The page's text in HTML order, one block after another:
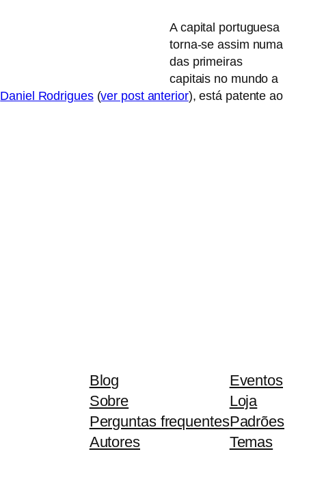
A capital portuguesa
torna-se assim numa
das primeiras
capitais no mundo a
Daniel Rodrigues(ver post anterior), está patente ao
Blog
Sobre
Perguntas frequentes
Autores
Eventos
Loja
Padrões
Temas